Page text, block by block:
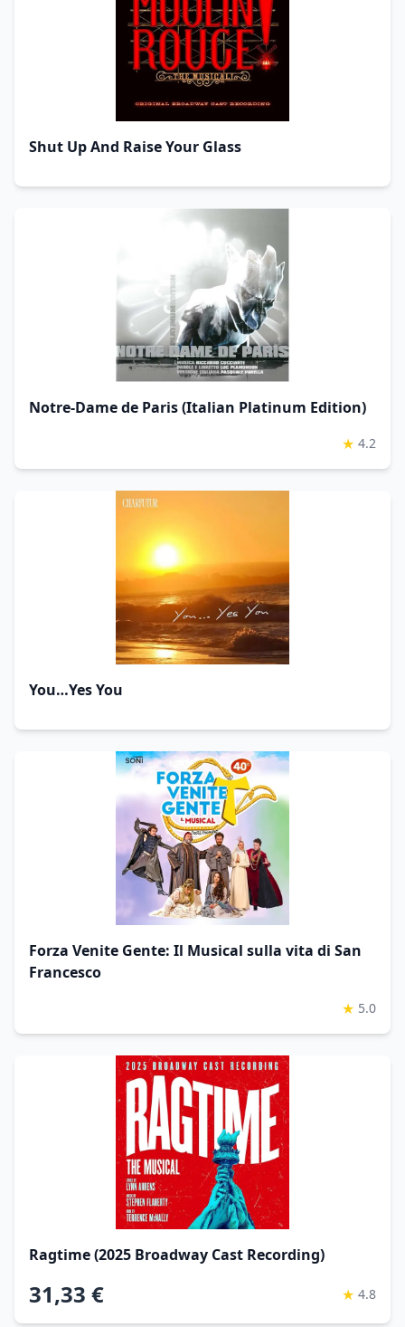
Shut Up And Raise Your Glass
Notre-Dame de Paris (Italian Platinum Edition)
★ 4.2
You…Yes You
Forza Venite Gente: Il Musical sulla vita di San
Francesco
★ 5.0
Ragtime (2025 Broadway Cast Recording)
31,33 € ★ 4.8